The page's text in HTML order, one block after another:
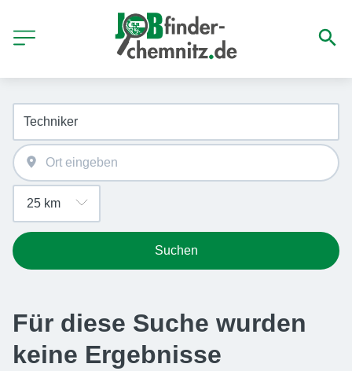
Suchen
Für diese Suche wurden
keine Ergebnisse